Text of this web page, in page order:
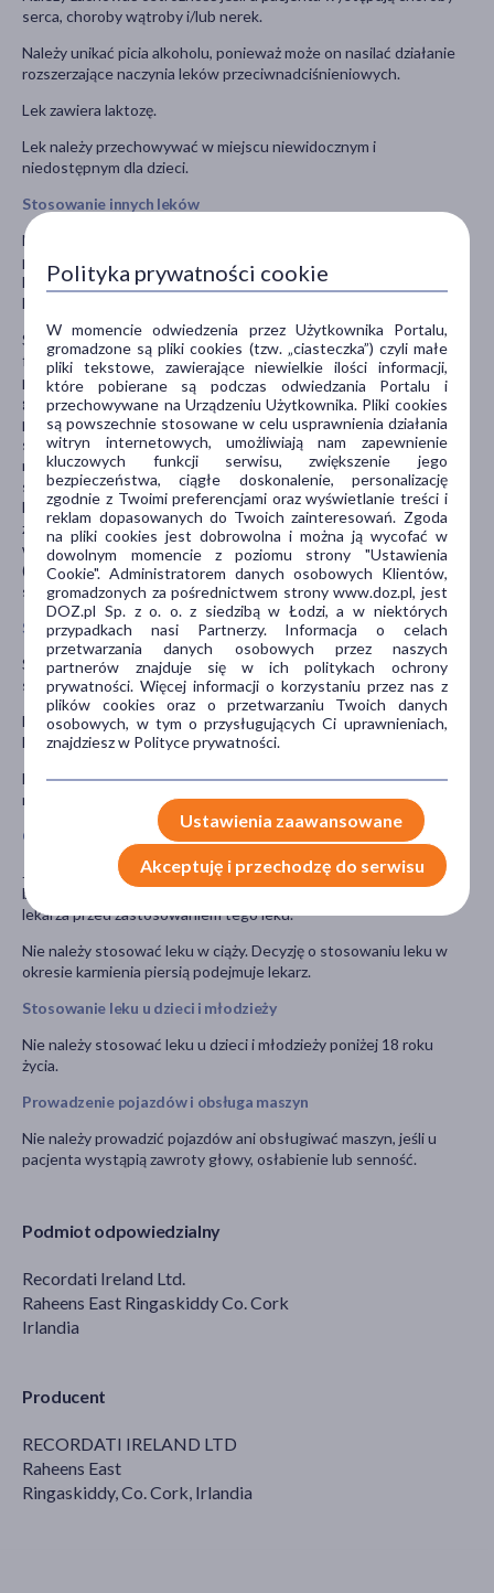
Podmiot odpowiedzialny
Recordati Ireland Ltd.
Raheens East Ringaskiddy Co. Cork
Irlandia
Producent
RECORDATI IRELAND LTD
Raheens East
Ringaskiddy, Co. Cork, Irlandia
serca, choroby wątroby i/lub nerek.
Należy unikać picia alkoholu, ponieważ może on nasilać działanie
rozszerzające naczynia leków przeciwnadciśnieniowych.
Lek zawiera laktozę.
Lek należy przechowywać w miejscu niewidocznym i
niedostępnym dla dzieci.
Stosowanie innych leków
Należy powiedzieć lekarzowi lub farmaceucie o wszystkich lekach
przyjmowanych przez pacjenta obecnie lub ostatnio, a także o
lekach, które pacjent planuje przyjmować, w tym również o tych,
które wydawane są bez recepty.
Szczególnie ważna jest informacja jeśli pacjent stosuje: fenytoinę,
fenobarbital lub karbamazepinę (leki stosowane w leczeniu
padaczki); ryfampicynę (lek stosowany w leczeniu
gruźlicy); astemizol lub terfenadynę (leki
przeciwalergiczne); amiodaron, chinidynę lub sotalol (leki
stosowane w przypadku szybkiej czynności serca); midazolam (lek
nasenny); digoksynę (lek stosowany w leczeniu chorób
serca); beta-adrenolityki, np. metoprolol (leki stosowane w
leczeniu wysokiego ciśnienia tętniczego, niewydolności serca i
zaburzeń rytmu serca); cymetydynę (lek stosowany w chorobie
wrzodowej, w przypadku niestrawności lub zgagi); symwastatynę
(lek zmniejszający stężenie cholesterolu we krwi); inne leki
stosowane w leczeniu wysokiego ciśnienia tętniczego.
Stosowanie leku z jedzeniem i piciem
Spożycie posiłku o dużej zawartości tłuszczu znacząco zwiększa
stężenie leku we krwi.
Nie należy przyjmować leku jednocześnie z sokiem grejpfrutowym
lub grejpfrutem.
Nie należy pić alkoholu w trakcie leczenia lekiem Lercan, alkohol
może nasilać działanie leku.
Ciąża i karmienie piersią
Jeśli pacjentka jest w ciąży lub karmi piersią, przypuszcza, że może
być w ciąży lub gdy planuje mieć dziecko powinna poradzić się
lekarza przed zastosowaniem tego leku.
Nie należy stosować leku w ciąży. Decyzję o stosowaniu leku w
okresie karmienia piersią podejmuje lekarz.
Stosowanie leku u dzieci i młodzieży
Nie należy stosować leku u dzieci i młodzieży poniżej 18 roku
życia.
Prowadzenie pojazdów i obsługa maszyn
Nie należy prowadzić pojazdów ani obsługiwać maszyn, jeśli u
pacjenta wystąpią zawroty głowy, osłabienie lub senność.
Polityka prywatności cookie
W momencie odwiedzenia przez Użytkownika Portalu,
gromadzone są pliki cookies (tzw. „ciasteczka”) czyli małe
pliki tekstowe, zawierające niewielkie ilości informacji,
które pobierane są podczas odwiedzania Portalu i
przechowywane na Urządzeniu Użytkownika. Pliki cookies
są powszechnie stosowane w celu usprawnienia działania
witryn internetowych, umożliwiają nam zapewnienie
kluczowych funkcji serwisu, zwiększenie jego
bezpieczeństwa, ciągłe doskonalenie, personalizację
zgodnie z Twoimi preferencjami oraz wyświetlanie treści i
reklam dopasowanych do Twoich zainteresowań. Zgoda
na pliki cookies jest dobrowolna i można ją wycofać w
dowolnym momencie z poziomu strony "Ustawienia
Cookie". Administratorem danych osobowych Klientów,
gromadzonych za pośrednictwem strony www.doz.pl, jest
DOZ.pl Sp. z o. o. z siedzibą w Łodzi, a w niektórych
przypadkach nasi Partnerzy. Informacja o celach
przetwarzania danych osobowych przez naszych
partnerów znajduje się w ich politykach ochrony
prywatności. Więcej informacji o korzystaniu przez nas z
plików cookies oraz o przetwarzaniu Twoich danych
osobowych, w tym o przysługujących Ci uprawnieniach,
znajdziesz w Polityce prywatności.
Ustawienia zaawansowane
Akceptuję i przechodzę do serwisu